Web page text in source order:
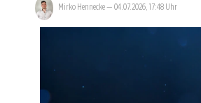
Mirko Hennecke— 04.07.2026, 17:48 Uhr